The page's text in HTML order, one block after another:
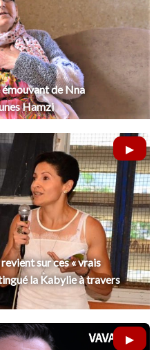
émouvant de Nna
Hamzi
sur ces « vrais
la Kabylie à travers